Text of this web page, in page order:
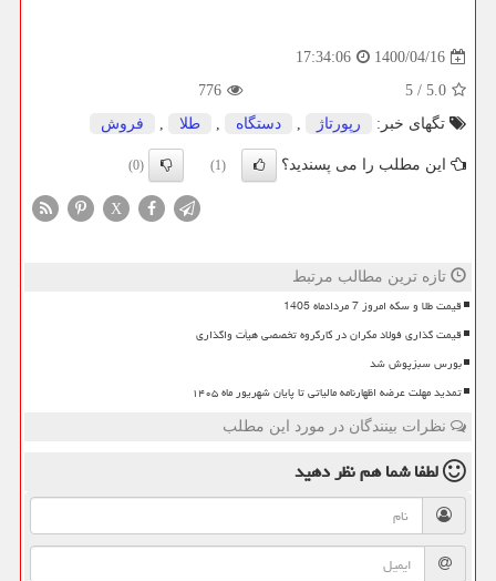
1400/04/16
17:34:06
5.0
/
5
776
تگهای خبر:
رپورتاژ , دستگاه , طلا , فروش
این مطلب را می پسندید؟ (1)
(0)
X
تازه ترین مطالب مرتبط
قیمت طلا و سکه امروز 7 مردادماه 1405
قیمت گذاری فولاد مکران در کارگروه تخصصی هیأت واگذاری
بورس سبزپوش شد
تمدید مهلت عرضه اظهارنامه مالیاتی تا پایان شهریور ماه ۱۴۰۵
نظرات بینندگان در مورد این مطلب
لطفا شما همنظر دهید